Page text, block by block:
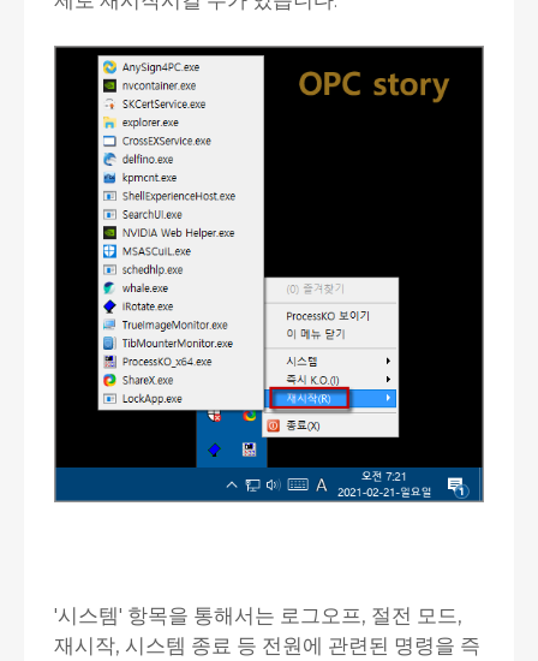
'시스템' 항목을 통해서는 로그오프, 절전 모드,
재시작, 시스템 종료 등 전원에 관련된 명령을 즉